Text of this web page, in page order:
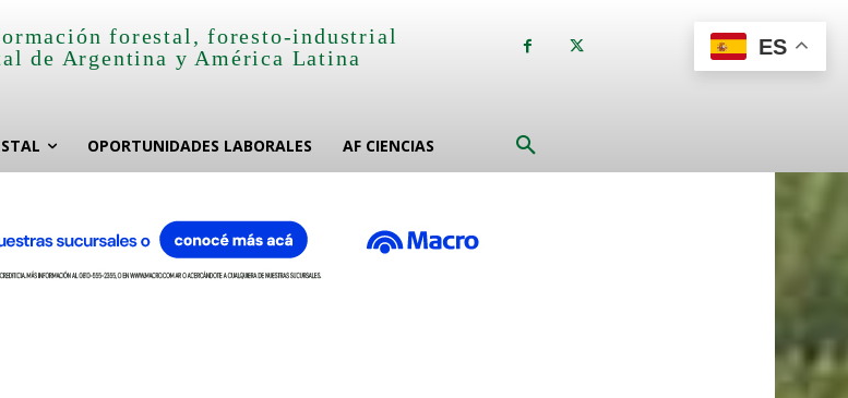
forestal, foresto-industrial
de Argentina y América Latina
OPORTUNIDADES LABORALES AF CIENCIAS
ES